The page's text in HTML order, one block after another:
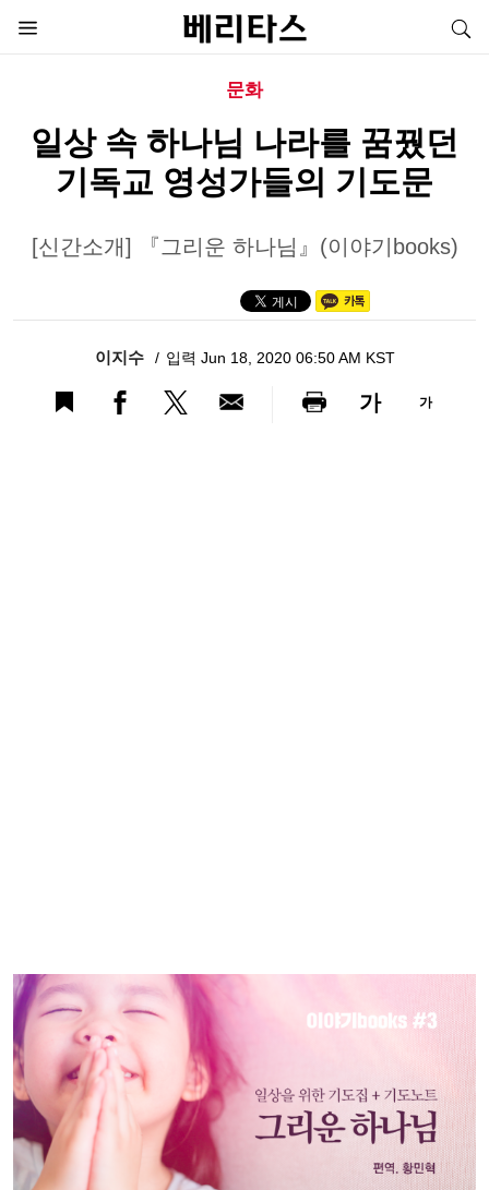
문화
일상 속 하나님 나라를 꿈꿨던
기독교 영성가들의 기도문
[신간소개] 『그리운 하나님』(이야기books)
이지수 입력 Jun 18, 2020 06:50 AM KST
가 가